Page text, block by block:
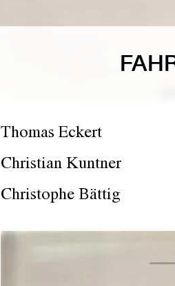
Thomas Eckert
Christian Kuntner
Christophe Bättig